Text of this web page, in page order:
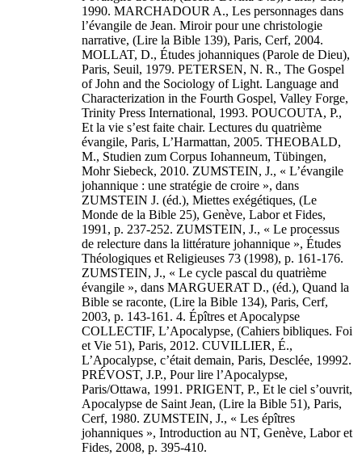
1990. MARCHADOUR A., Les personnages dans
l’évangile de Jean. Miroir pour une christologie
narrative, (Lire la Bible 139), Paris, Cerf, 2004.
MOLLAT, D., Études johanniques (Parole de Dieu),
Paris, Seuil, 1979. PETERSEN, N. R., The Gospel
of John and the Sociology of Light. Language and
Characterization in the Fourth Gospel, Valley Forge,
Trinity Press International, 1993. POUCOUTA, P.,
Et la vie s’est faite chair. Lectures du quatrième
évangile, Paris, L’Harmattan, 2005. THEOBALD,
M., Studien zum Corpus Iohanneum, Tübingen,
Mohr Siebeck, 2010. ZUMSTEIN, J., « L’évangile
johannique : une stratégie de croire », dans
ZUMSTEIN J. (éd.), Miettes exégétiques, (Le
Monde de la Bible 25), Genève, Labor et Fides,
1991, p. 237-252. ZUMSTEIN, J., « Le processus
de relecture dans la littérature johannique », Études
Théologiques et Religieuses 73 (1998), p. 161-176.
ZUMSTEIN, J., « Le cycle pascal du quatrième
évangile », dans MARGUERAT D., (éd.), Quand la
Bible se raconte, (Lire la Bible 134), Paris, Cerf,
2003, p. 143-161. 4. Épîtres et Apocalypse
COLLECTIF, L’Apocalypse, (Cahiers bibliques. Foi
et Vie 51), Paris, 2012. CUVILLIER, É.,
L’Apocalypse, c’était demain, Paris, Desclée, 19992.
PRÉVOST, J.P., Pour lire l’Apocalypse,
Paris/Ottawa, 1991. PRIGENT, P., Et le ciel s’ouvrit,
Apocalypse de Saint Jean, (Lire la Bible 51), Paris,
Cerf, 1980. ZUMSTEIN, J., « Les épîtres
johanniques », Introduction au NT, Genève, Labor et
Fides, 2008, p. 395-410.